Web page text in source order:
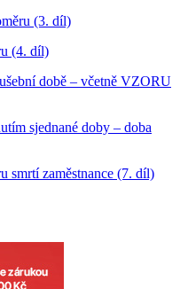
(3. díl)
(4. díl)
době – včetně VZORU
sjednané doby – doba
smrtí zaměstnance (7. díl)